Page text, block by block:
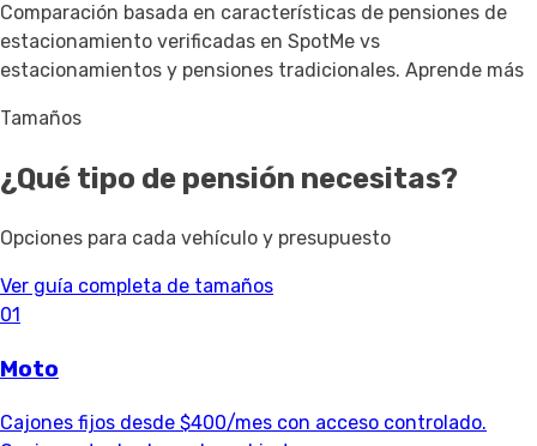
Comparación basada en características de pensiones de
estacionamiento verificadas en SpotMe vs
estacionamientos y pensiones tradicionales. Aprende más
Tamaños
¿Qué tipo de pensión necesitas?
Opciones para cada vehículo y presupuesto
Ver guía completa de tamaños
01
Moto
Cajones fijos desde $400/mes con acceso controlado.